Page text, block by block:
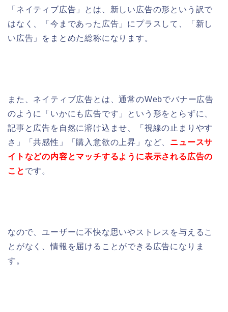
「ネイティブ広告」とは、新しい広告の形という訳で
はなく、「今まであった広告」にプラスして、「新し
い広告」をまとめた総称になります。
また、ネイティブ広告とは、通常のWebでバナー広告
のように「いかにも広告です」という形をとらずに、
記事と広告を自然に溶け込ませ、
「視線の止まりやす
さ」「共感性」「購入意欲の上昇」など、 ニュースサ
イトなどの内容とマッチするように表示される広告の
こと です。
なので、ユーザーに不快な思いやストレスを与えるこ
とがなく、情報を届けることができる広告になりま
す。